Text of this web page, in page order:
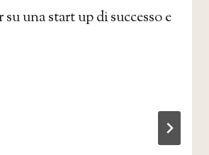
una start up di successo e